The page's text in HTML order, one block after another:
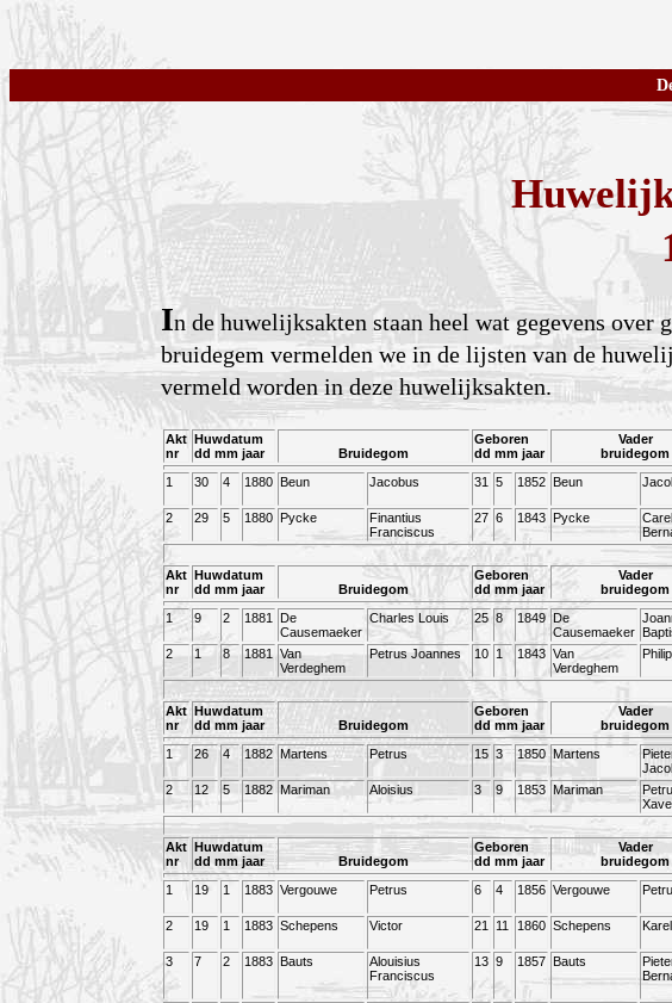
In de huwelijksakten staan heel wat gegevens
bruidegem vermelden we in de lijsten van de
vermeld worden in deze huwelijksakten.
Akt
nr
Huwdatum
dd mm jaar
Bruidegom
Geboren
dd mm jaar
Vader
bruidegom
1
30 4 1880 Beun Jacobus 31 5 1852 Beun
2
29 5 1880 Pycke
Finantius
Franciscus
27 6 1843 Pycke
Carel
Akt
nr
Huwdatum
dd mm jaar
Bruidegom
Geboren
dd mm jaar
Vader
bruidegom
1
9 2 1881
De
Causemaeker
Charles Louis 25 8 1849 De
Causemaeker
2 1 8 1881
Van
Verdeghem
Petrus Joannes 10 1 1843 Van
Verdeghem
Akt
nr
Huwdatum
dd mm jaar
Bruidegom
Geboren
dd mm jaar
Vader
bruidegom
1
26 4 1882 Martens Petrus 15 3 1850 Martens
2
12 5 1882 Mariman Aloisius 3 9 1853 Mariman
Akt
nr
Huwdatum
dd mm jaar
Bruidegom
Geboren
dd mm jaar
Vader
bruidegom
1
19 1 1883 Vergouwe Petrus 6 4 1856 Vergouwe
2
19 1 1883 Schepens Victor 21 11 1860 Schepens Karel
3
7 2 1883 Bauts
Alouisius
Franciscus
13 9 1857 Bauts